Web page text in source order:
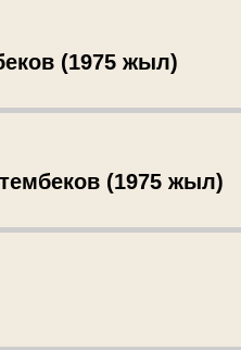
(1975 жыл)
(1975 жыл)